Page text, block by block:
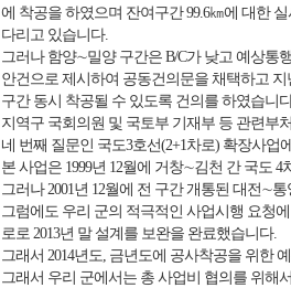
에 착공을 하였으며 잔여구간 99.6㎞에 대한
다리고 있습니다.
그러나 함양∼밀양 구간은 B/C가 낮고 예상통
안건으로 제시하여 공동건의문을 채택하고
구간 동시 착공될 수 있도록 건의를 하였습니
지역구 국회의원 및 국토부 기재부 등 관련부
네 번째 질문인 국도3호선(2+1차로) 확장사업
본 사업은 1999년 12월에 거창∼김천 간 국도
그러나 2001년 12월에 전 구간 개통된 대전∼
그럼에도 우리 군의 적극적인 사업시행 요청
로로 2013년 말 설계를 보완을 완료했습니다.
그래서 2014년도, 금년도에 공사착공을 위한
그래서 우리 군에서는 총 사업비 협의를 위해